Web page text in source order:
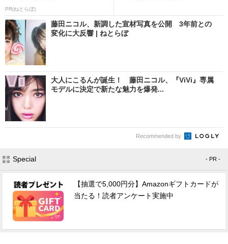
PR(ねとらぼ)
藤田ニコル、新調した宣材写真を公開 3年前との
変化に大反響 | ねとらぼ
大人にこるんが誕生！ 藤田ニコル、『ViVi』専属
モデルに決定で新たな魅力を爆発...
Recommended by
Special - PR -
【抽選で5,000円分】Amazonギフトカードが
当たる！読者アンケート実施中